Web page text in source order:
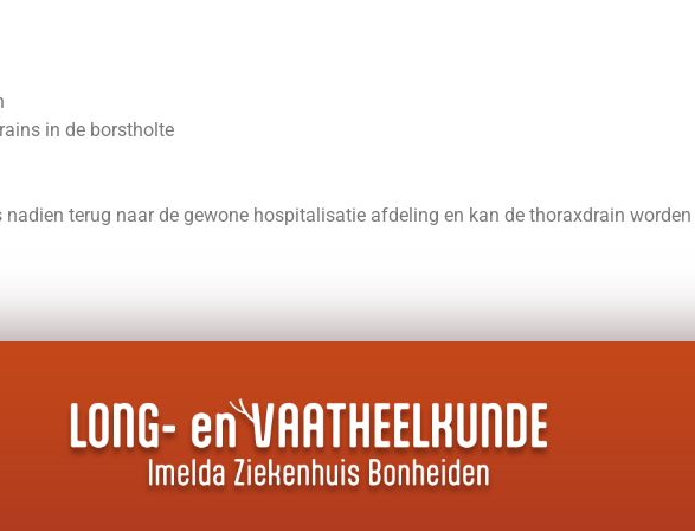
in de borstholte
terug naar de gewone hospitalisatie afdeling en kan de thoraxdrain worden